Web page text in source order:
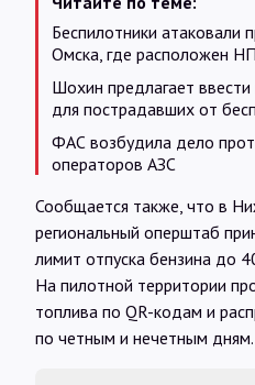
Беспилотники атаковали
Омска, где расположен
Шохин предлагает
для пострадавших от
ФАС возбудила дело
операторов АЗС
Сообщается также, что в
региональный оперштаб
лимит отпуска бензина до
На пилотной территории
топлива по QR-кодам и
по четным и нечетным дням.